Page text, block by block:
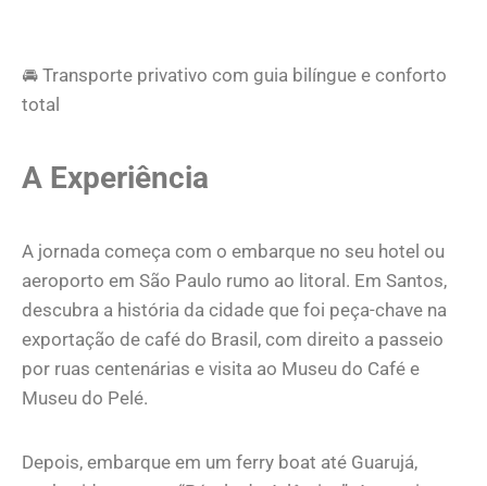
🚘 Transporte privativo com guia bilíngue e conforto
total
A Experiência
A jornada começa com o embarque no seu hotel ou
aeroporto em São Paulo rumo ao litoral. Em Santos,
descubra a história da cidade que foi peça-chave na
exportação de café do Brasil, com direito a passeio
por ruas centenárias e visita ao Museu do Café e
Museu do Pelé.
Depois, embarque em um ferry boat até Guarujá,